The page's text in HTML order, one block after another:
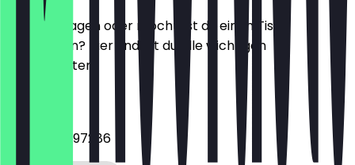
Hast du Fragen oder möchtest du einen Tisch
reservieren? Hier findest du alle wichtigen
Kontaktdaten.
+4952177097286